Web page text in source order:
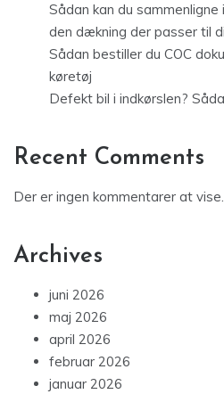
Sådan kan du
den dækning der passer til
Sådan bestiller du COC
køretøj
Defekt bil i indkørslen?
Recent Comments
Der er ingen kommentarer at vise.
Archives
juni 2026
maj 2026
april 2026
februar 2026
januar 2026